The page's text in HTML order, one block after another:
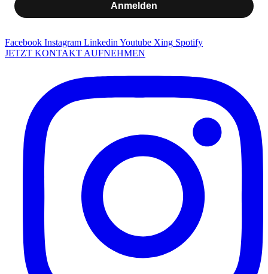
Anmelden
Facebook Instagram Linkedin Youtube Xing Spotify
JETZT KONTAKT AUFNEHMEN